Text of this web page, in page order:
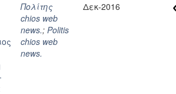
Πολίτης
chios web
news.; Politis
chios web
news.
Δεκ-2016